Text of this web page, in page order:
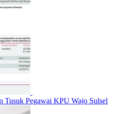
Tusuk Pegawai KPU Wajo Sulsel